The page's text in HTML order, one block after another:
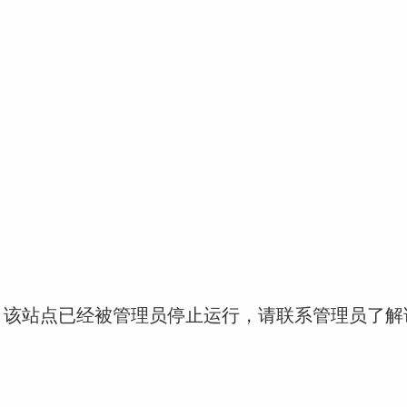
站点已经被管理员停止运行，请联系管理员了